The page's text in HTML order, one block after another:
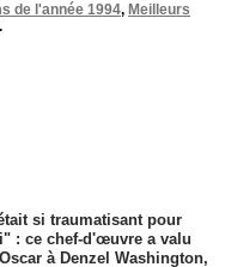
de l'année 1994, Meilleurs
.
si traumatisant pour
: ce chef-d'œuvre a valu
à Denzel Washington,